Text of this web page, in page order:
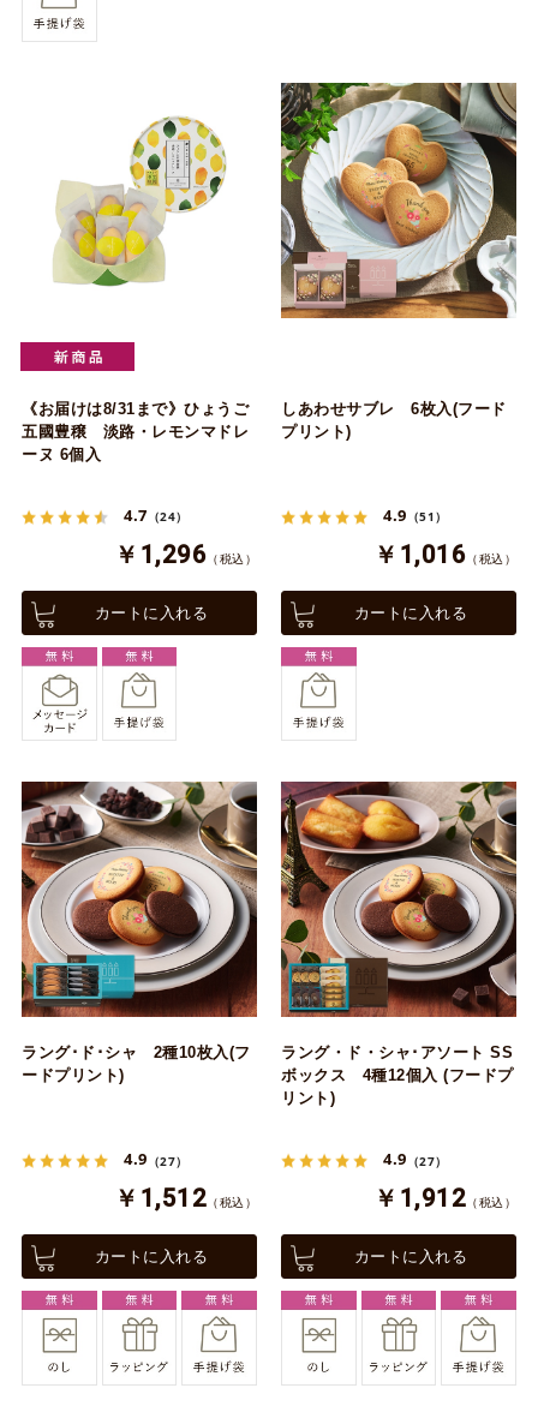
《お届けは8/31まで》ひょうご
五國豊穣 淡路・レモンマドレ
ーヌ 6個入
4.7 （24）
￥1,296 （税込）
カートに入れる
しあわせサブレ 6枚入(フード
プリント)
4.9 （51）
￥1,016 （税込）
カートに入れる
ラング･ド･シャ 2種10枚入(フ
ードプリント)
4.9 （27）
￥1,512 （税込）
カートに入れる
ラング・ド・シャ･アソート SS
ボックス 4種12個入 (フードプ
リント)
4.9 （27）
￥1,912 （税込）
カートに入れる